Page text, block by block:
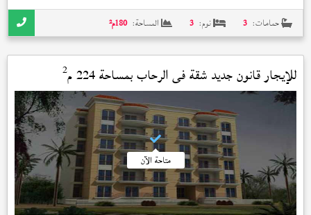
حمامات: 3 نوم: 3 المساحة: 180م²
للإيجار قانون جديد شقة فيالرحاببمساحة 224 م 2
متاحة الآن